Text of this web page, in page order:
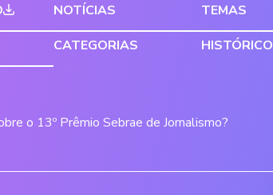
NOTÍCIAS
TEMAS
CATEGORIAS
HISTÓRICO
o 13º Prêmio Sebrae de Jornalismo?